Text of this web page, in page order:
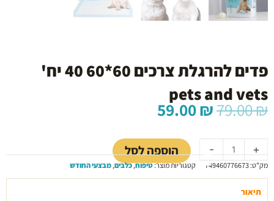
פדים להרגלת צרכים 60*60 40 יח'
pets and vets
79.00₪ המחיר
המקורי
היה:
79.00 ₪.
59.00₪ המחיר
הוא:
59.00 ₪. -
של
פדים
להרגלת
צרכים
+ הוספה לסל
מק"ט:749460776673 קטגוריות מוצר:טיפוח,כלבים,מבצעי החודש
תיאור